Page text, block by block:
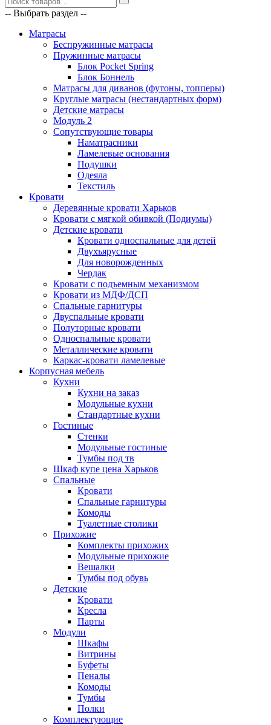
-- Выбрать раздел --
Матрасы
Беспружинные матрасы
Пружинные матрасы
Блок Pocket Spring
Блок Боннель
Матрасы для диванов (футоны, топперы)
Круглые матрасы (нестандартных форм)
Детские матрасы
Модуль 2
Сопутствующие товары
Наматрасники
Ламелевые основания
Подушки
Одеяла
Текстиль
Кровати
Деревянные кровати Харьков
Кровати с мягкой обивкой (Подиумы)
Детские кровати
Кровати односпальные для детей
Двухъярусные
Для новорожденных
Чердак
Кровати с подъемным механизмом
Кровати из МДФ/ДСП
Спальные гарнитуры
Двуспальные кровати
Полуторные кровати
Односпальные кровати
Металлические кровати
Каркас-кровати ламелевые
Корпусная мебель
Кухни
Кухни на заказ
Модульные кухни
Стандартные кухни
Гостиные
Стенки
Модульные гостиные
Тумбы под тв
Шкаф купе цена Харьков
Спальные
Кровати
Спальные гарнитуры
Комоды
Туалетные столики
Прихожие
Комплекты прихожих
Модульные прихожие
Вешалки
Тумбы под обувь
Детские
Кровати
Кресла
Парты
Модули
Шкафы
Витрины
Буфеты
Пеналы
Комоды
Тумбы
Полки
Комплектующие